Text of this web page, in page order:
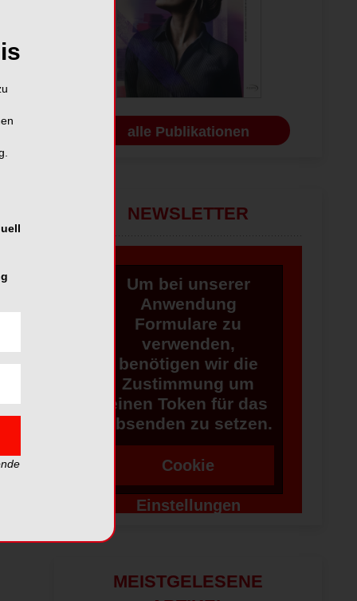
alle Publikationen
NEWSLETTER
Um bei unserer
Anwendung
Formulare zu
verwenden,
benötigen wir die
Zustimmung um
einen Token für das
Absenden zu setzen.
Cookie
Einstellungen
MEISTGELESENE